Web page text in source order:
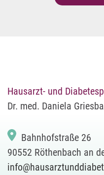
Hausarzt- und
Dr. med. Daniela
Bahnhofstraße 26
90552 Röthenbach an